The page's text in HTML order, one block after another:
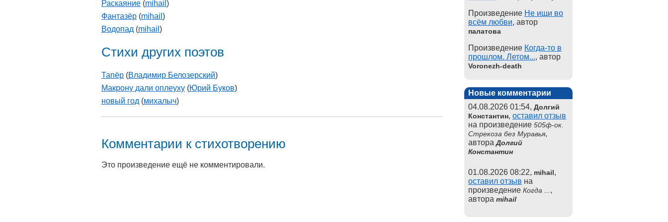
Раскаяние (mihail )
Фантазёр (mihail )
Водопад (mihail )
Стихи других поэтов
Тапёр (Владимир Белозерский)
Макрону дали оплеуху (Юрий Буков)
новый год (михалыч)
Комментарии к стихотворению
Это произведение ещё не комментировали.
Произведение Не ищи во
всём любви, автор
палатова
Произведение Когда-то в
прошлом. Летом..., автор
Voronezh-death
Новые комментарии
04.08.2026 01:54, Долгий
Константин, оставил отзыв
на произведение 505ф-ок.
Стрекоза без Муравья,
автораДолгий
Константин
01.08.2026 08:22, mihail,
оставил отзыв на
произведение Когда ... ,
автора mihail